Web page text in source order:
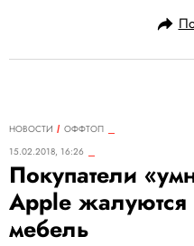
НОВОСТИ
ОФФТОП
15.02.2018, 16:26
Покупатели
Apple
мебель